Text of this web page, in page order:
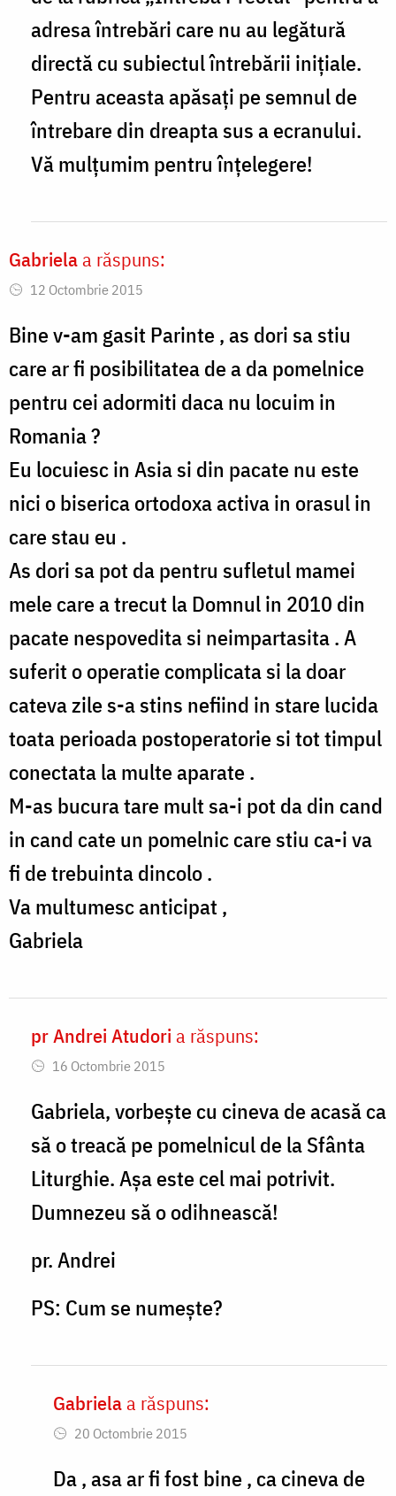
ziua!
am
inteles
by
Camelia
adresa întrebări care nu au legătură
directă cu subiectul întrebării inițiale.
Pentru aceasta apăsați pe semnul de
întrebare din dreapta sus a ecranului.
Vă mulțumim pentru înțelegere!
Gabriela a răspuns:
12 Octombrie 2015
Bine v-am gasit Parinte , as dori sa stiu
care ar fi posibilitatea de a da pomelnice
pentru cei adormiti daca nu locuim in
Romania ?
Eu locuiesc in Asia si din pacate nu este
nici o biserica ortodoxa activa in orasul in
care stau eu .
As dori sa pot da pentru sufletul mamei
mele care a trecut la Domnul in 2010 din
pacate nespovedita si neimpartasita . A
suferit o operatie complicata si la doar
cateva zile s-a stins nefiind in stare lucida
toata perioada postoperatorie si tot timpul
conectata la multe aparate .
M-as bucura tare mult sa-i pot da din cand
in cand cate un pomelnic care stiu ca-i va
fi de trebuinta dincolo .
Va multumesc anticipat ,
Gabriela
In
reply
to
Bine
v-
gasit
Parinte
by
pr Andrei Atudori a răspuns:
16 Octombrie 2015
Gabriela, vorbește cu cineva de acasă ca
să o treacă pe pomelnicul de la Sfânta
Liturghie. Așa este cel mai potrivit.
Dumnezeu să o odihnească!
pr. Andrei
PS: Cum se numește?
In
reply
to
Gabriela a răspuns:
20 Octombrie 2015
Da , asa ar fi fost bine , ca cineva de